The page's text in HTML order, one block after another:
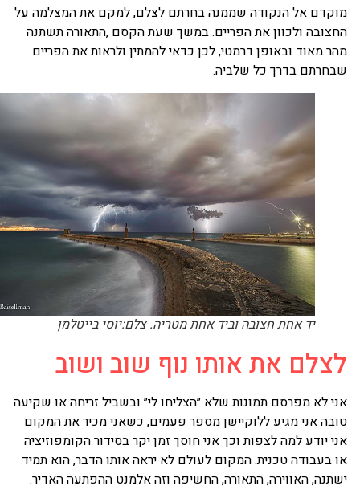
אל הנקודה שממנה בחרתם לצלם, למקם את המצלמה על
ולכוון את הפריים. במשך שעת הקסם ,התאורה תשתנה
מאוד ובאופן דרמטי, לכן כדאי להמתין ולראות את הפריים
בדרך כל שלביה.
יד אחת חצובה וביד אחת מטריה. צלם:יוסי בייטלמן
את אותו נוף שוב ושוב
לא מפרסם תמונות שלא ״הצליחו לי״ ובשביל זריחה או שקיעה
אני מגיע ללוקיישן מספר פעמים, כשאני מכיר את המקום
יודע למה לצפות וכך אני חוסך זמן יקר בסידור הקומפוזיציה
בעבודה טכנית. המקום לעולם לא יראה אותו הדבר, הוא תמיד
האווירה, התאורה, החשיפה וזה אלמנט ההפתעה האדיר.